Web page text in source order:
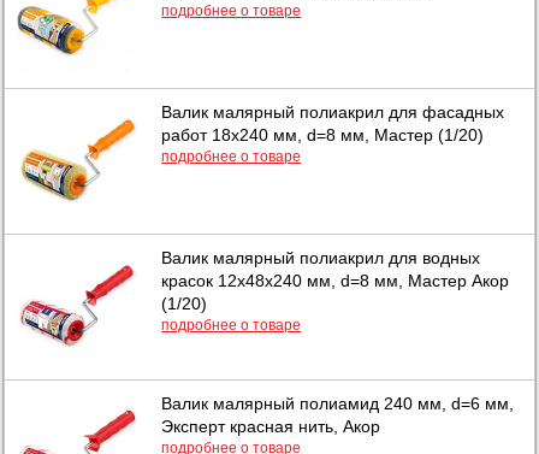
подробнее о товаре
Валик малярный полиакрил для фасадных
работ 18х240 мм, d=8 мм, Мастер (1/20)
подробнее о товаре
Валик малярный полиакрил для водных
красок 12х48х240 мм, d=8 мм, Мастер Акор
(1/20)
подробнее о товаре
Валик малярный полиамид 240 мм, d=6 мм,
Эксперт красная нить, Акор
подробнее о товаре